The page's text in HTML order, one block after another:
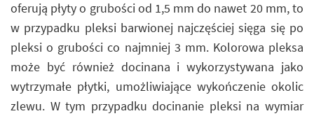
oferują płyty o grubości od 1,5 mm do nawet 20 mm, to
w przypadku pleksi barwionej najczęściej sięga się po
pleksi o grubości co najmniej 3 mm. Kolorowa pleksa
może być również docinana i wykorzystywana jako
wytrzymałe płytki, umożliwiające wykończenie okolic
zlewu. W tym przypadku docinanie pleksi na wymiar